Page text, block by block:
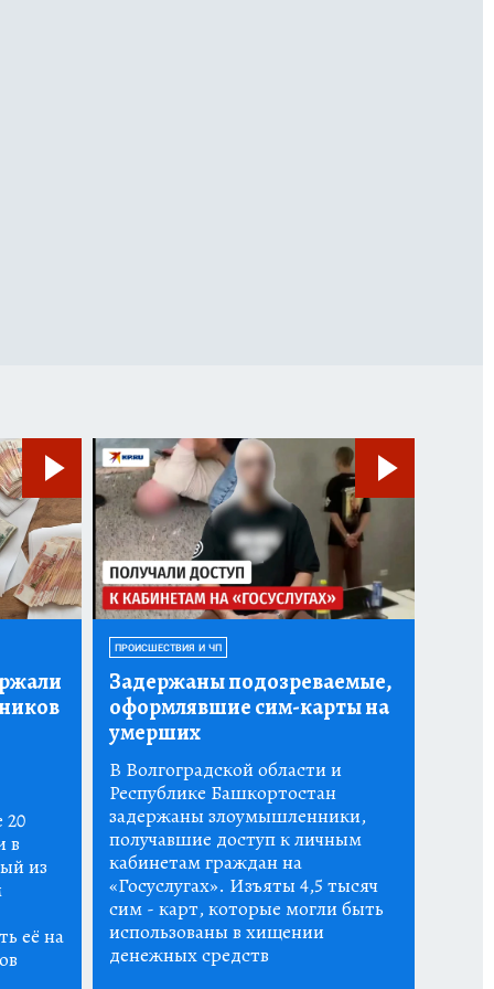
20
в
из
её на
ПРОИСШЕСТВИЯ И ЧП
Задержаны подозреваемые,
оформлявшие сим-карты на
умерших
В Волгоградской области и
Республике Башкортостан
задержаны злоумышленники,
получавшие доступ к личным
кабинетам граждан на
«Госуслугах». Изъяты 4,5 тысяч
сим - карт, которые могли быть
использованы в хищении
денежных средств